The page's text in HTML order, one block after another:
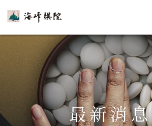
最新消息